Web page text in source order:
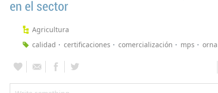
en el sector
Agricultura
calidad
certificaciones comercialización mps